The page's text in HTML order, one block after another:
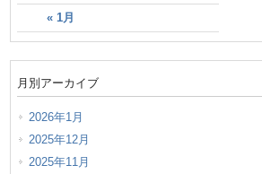
« 1月
月別アーカイブ
2026年1月
2025年12月
2025年11月